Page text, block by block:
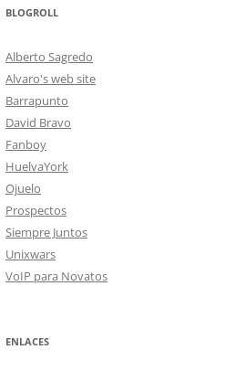
BLOGROLL
Alberto Sagredo
Alvaro's web site
Barrapunto
David Bravo
Fanboy
HuelvaYork
Ojuelo
Prospectos
Siempre Juntos
Unixwars
VoIP para Novatos
ENLACES